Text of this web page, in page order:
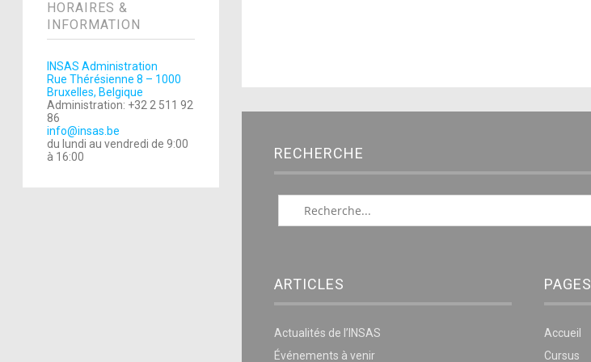
HORAIRES &
INFORMATION
INSAS Administration
Rue Thérésienne 8 – 1000
Bruxelles, Belgique
Administration: +32 2 511 92
86
info@insas.be
du lundi au vendredi de 9:00
à 16:00
RECHERCHE
ARTICLES
Actualités de l’INSAS
Événements à venir
PAGES
Accueil
Cursus